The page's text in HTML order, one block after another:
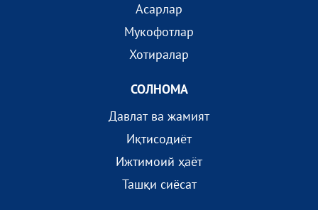
Асарлар
Мукофотлар
Хотиралар
СОЛНОМА
Давлат ва жамият
Иқтисодиёт
Ижтимоий ҳаёт
Ташқи сиёсат